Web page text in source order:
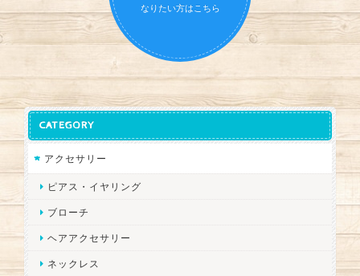
なりたい方はこちら
CATEGORY
アクセサリー
ピアス・イヤリング
ブローチ
ヘアアクセサリー
ネックレス